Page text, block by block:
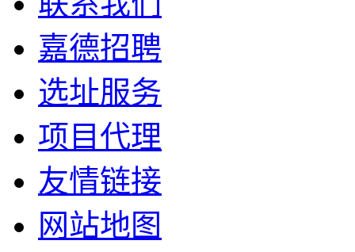
嘉德招聘
选址服务
项目代理
友情链接
网站地图